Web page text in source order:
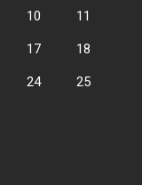
10 11
17 18
24 25